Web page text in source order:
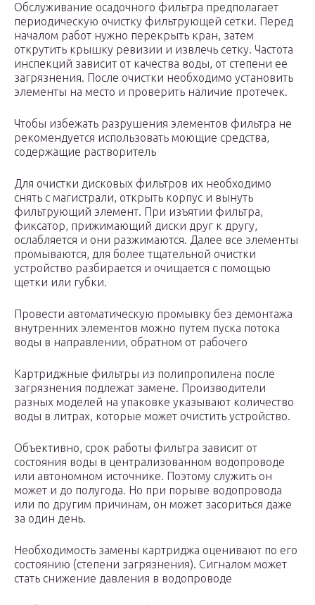
Обслуживание осадочного фильтра предполагает
периодическую очистку фильтрующей сетки. Перед
началом работ нужно перекрыть кран, затем
открутить крышку ревизии и извлечь сетку. Частота
инспекций зависит от качества воды, от степени ее
загрязнения. После очистки необходимо установить
элементы на место и проверить наличие протечек.
Чтобы избежать разрушения элементов фильтра не
рекомендуется использовать моющие средства,
содержащие растворитель
Для очистки дисковых фильтров их необходимо
снять с магистрали, открыть корпус и вынуть
фильтрующий элемент. При изъятии фильтра,
фиксатор, прижимающий диски друг к другу,
ослабляется и они разжимаются. Далее все элементы
промываются, для более тщательной очистки
устройство разбирается и очищается с помощью
щетки или губки.
Провести автоматическую промывку без демонтажа
внутренних элементов можно путем пуска потока
воды в направлении, обратном от рабочего
Картриджные фильтры из полипропилена после
загрязнения подлежат замене. Производители
разных моделей на упаковке указывают количество
воды в литрах, которые может очистить устройство.
Объективно, срок работы фильтра зависит от
состояния воды в централизованном водопроводе
или автономном источнике. Поэтому служить он
может и до полугода. Но при порыве водопровода
или по другим причинам, он может засориться даже
за один день.
Необходимость замены картриджа оценивают по его
состоянию (степени загрязнения). Сигналом может
стать снижение давления в водопроводе